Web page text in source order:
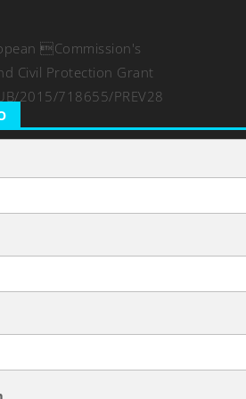
Commission's
Civil Protection Grant
2015/718655/PREV28